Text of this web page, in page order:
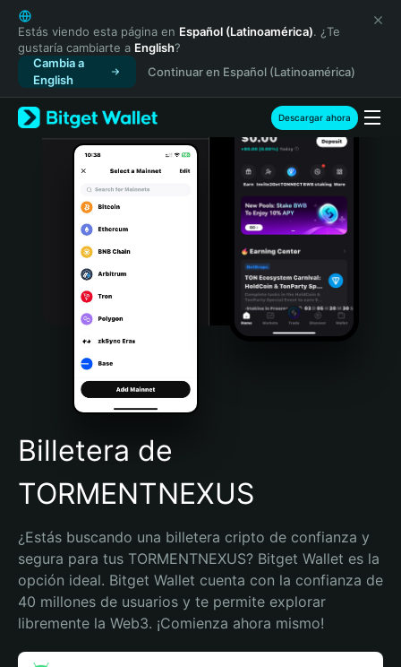
English
日本語
Tiếng Việt
Русский
Español (Latinoamérica)
Türkçe
Italiano
Português (Portugal)
Bahasa Indonesia
Português (Brasil)
Español (Argentina)
Estás viendo esta página en Español (Latinoamérica). ¿Te
gustaría cambiarte a English?
Cambia a
English
Continuar en Español (Latinoamérica)
Descargar ahora
Billetera de
TORMENTNEXUS
¿Estás buscando una billetera cripto de confianza y
segura para tus TORMENTNEXUS? Bitget Wallet es la
opción ideal. Bitget Wallet cuenta con la confianza de
40 millones de usuarios y te permite explorar
libremente la Web3. ¡Comienza ahora mismo!